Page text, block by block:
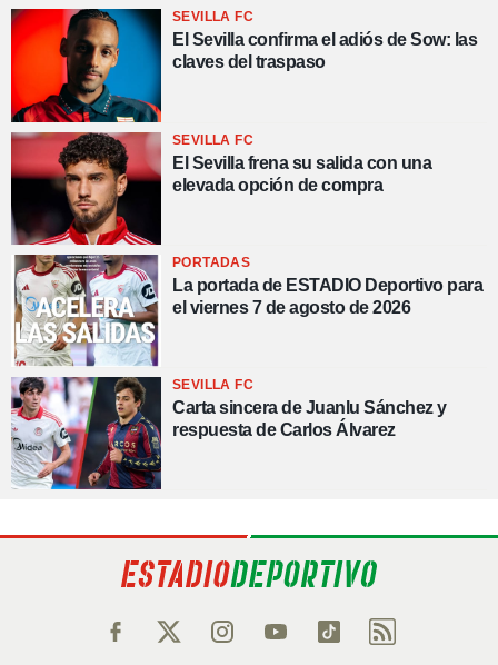
SEVILLA FC
El Sevilla confirma el adiós de Sow: las
claves del traspaso
SEVILLA FC
El Sevilla frena su salida con una
elevada opción de compra
PORTADAS
La portada de ESTADIO Deportivo para
el viernes 7 de agosto de 2026
SEVILLA FC
Carta sincera de Juanlu Sánchez y
respuesta de Carlos Álvarez